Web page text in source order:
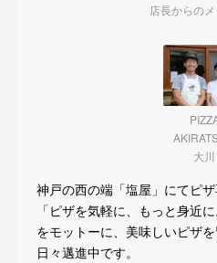
店長からの
大川
神戸の西の端「塩屋」にてピ
「ピザを気軽に、もっと身近に
をモットーに、美味しいピザ
日々邁進中です。